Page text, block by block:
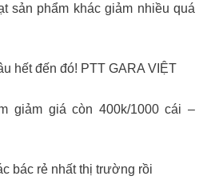
sản phẩm khác giảm nhiều quá
hết đến đó! PTT GARA VIỆT
giảm giá còn 400k/1000 cái –
bác rẻ nhất thị trường rồi